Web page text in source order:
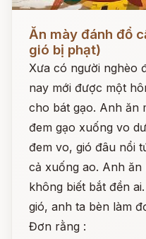
Đọc ngay
Ăn mày đánh đổ
gió bị phạt)
Xưa có người nghèo
nay mới được một
cho bát gạo. Anh ăn
đem gạo xuống vo
đem vo, gió đâu nổi
cả xuống ao. Anh
không biết bắt đền
gió, anh ta bèn làm
Đơn rằng :